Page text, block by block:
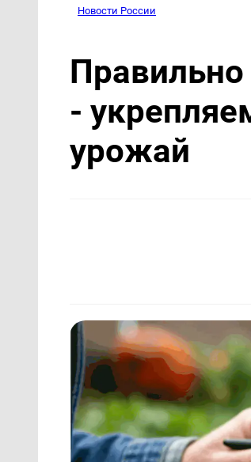
Новости России
Правильно
-
урожай